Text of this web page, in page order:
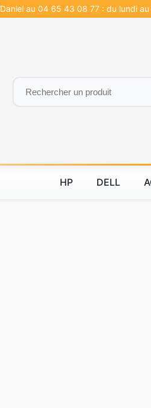
Daniel au 04 65 43 08 77 : du lundi
HP DELL